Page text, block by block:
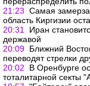
21:23 Самая
область Киргизии
20:31
Иран
державой
20:09 Ближний
переводят стрелки
20:02
В Оренбурге
тоталитарной секты